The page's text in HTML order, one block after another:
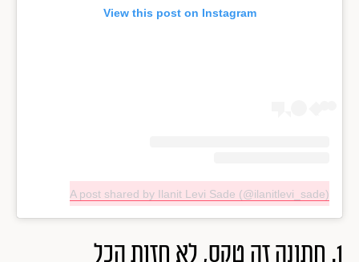
View this post on Instagram
A post shared by Ilanit Levi Sade (@ilanitlevi_sade)
1. חתונה זה טקס, לא חזות הכל